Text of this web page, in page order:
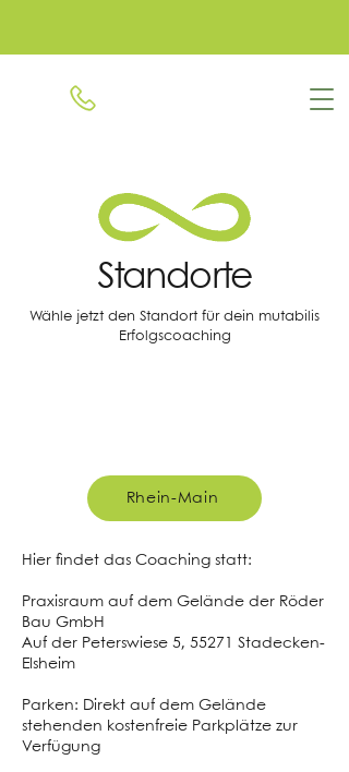
Standorte
Wähle jetzt den Standort für dein mutabilis
Erfolgscoaching
Rhein-Main
Hier findet das Coaching statt:
Praxisraum auf dem Gelände der Röder
Bau GmbH
Auf der Peterswiese 5, 55271 Stadecken-
Elsheim
Parken: Direkt auf dem Gelände
stehenden kostenfreie Parkplätze zur
Verfügung